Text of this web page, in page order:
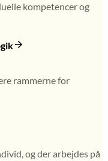
kompetencer og
rammerne for
og der arbejdes på